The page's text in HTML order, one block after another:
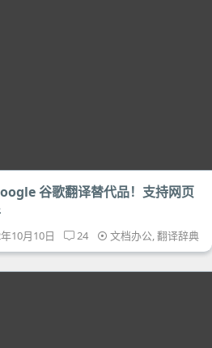
谷歌翻译替代品！支持网页
10月10日 24 文档办公,翻译辞典